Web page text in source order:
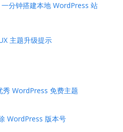
分钟搭建本地 WordPress 站
主题升级提示
秀 WordPress 免费主题
WordPress 版本号